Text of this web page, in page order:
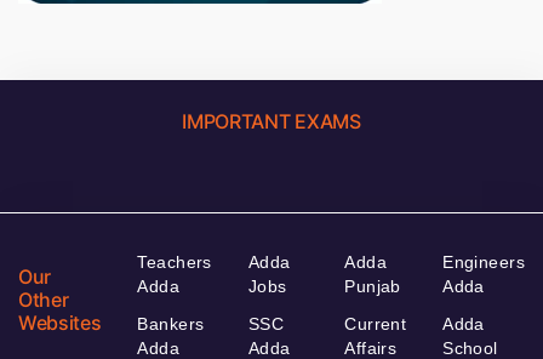
IMPORTANT EXAMS
Our
Other
Websites
Teachers
Adda
Bankers
Adda
Adda
Jobs
SSC
Adda
Adda
Punjab
Current
Affairs
Engineers
Adda
Adda
School